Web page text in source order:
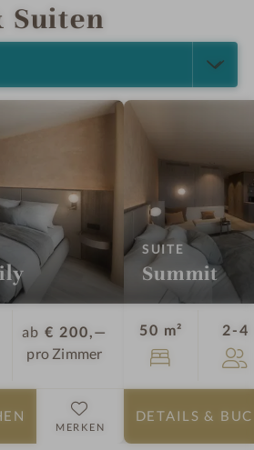
Suiten
ab € 200,—
pro Zimmer
MERKEN
SUITE:
Summit
50 m² 2-4
DETAILS &